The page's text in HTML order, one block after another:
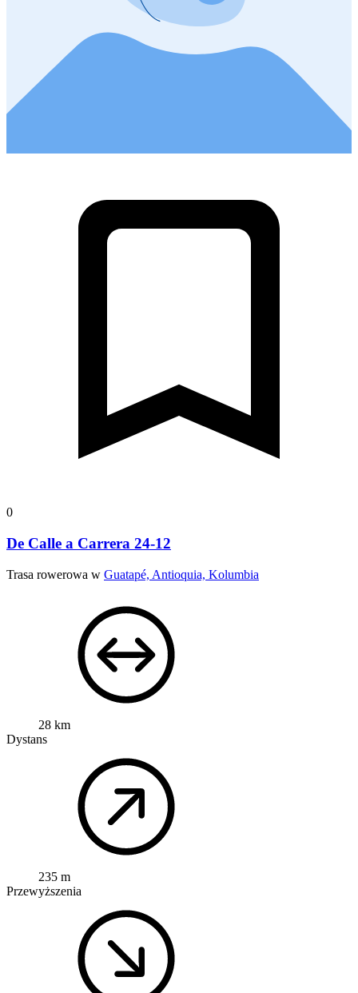
0
De Calle a Carrera 24-12
Trasa rowerowa w Guatapé, Antioquia, Kolumbia
28 km
Dystans
235 m
Przewyższenia